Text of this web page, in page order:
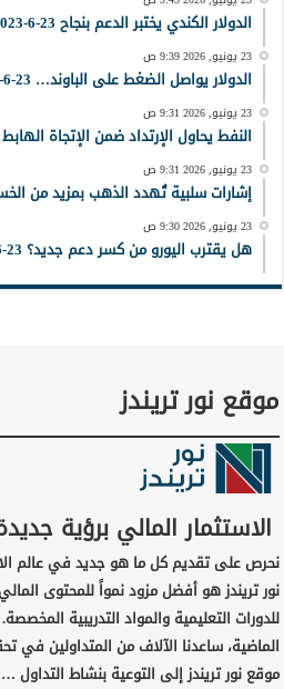
الدولار الكندي يختبر الدعم بنجاح 23-6-2023
23 يونيو, 2026 9:39 ص
الدولار يواصل الضغط على الباوند… 23-6-2026
23 يونيو, 2026 9:31 ص
النفط يحاول الإرتداد ضمن الإتجاة الهابط 23-6-2026
23 يونيو, 2026 9:31 ص
إشارات سلبية تُهدد الذهب بمزيد من الخسائر 23-
23 يونيو, 2026 9:30 ص
هل يقترب اليورو من كسر دعم جديد؟ 23-6-2026
موقع نور تريندز
الاستثمار المالي برؤية
نحرص على تقديم كل ما هو جديد في عالم
نور تريندز هو أفضل مزود نمواً للمحتوى
للدورات التعليمية والمواد التدريبية
الماضية، ساعدنا الآلاف من المتداولين
موقع نور تريندز إلى التوعية بنشاط التداول